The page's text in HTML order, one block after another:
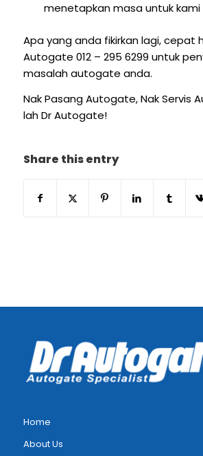
menetapkan masa untuk kami
Apa yang anda fikirkan lagi, cepat
Autogate 012 – 295 6299 untuk
masalah autogate anda.
Nak Pasang Autogate, Nak Servis
lah Dr Autogate!
Share this entry
Home
About Us